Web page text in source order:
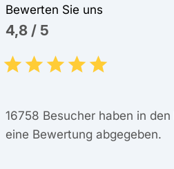
Bewerten Sie uns
4,8 / 5
16758 Besucher haben in
eine Bewertung abgegeben.